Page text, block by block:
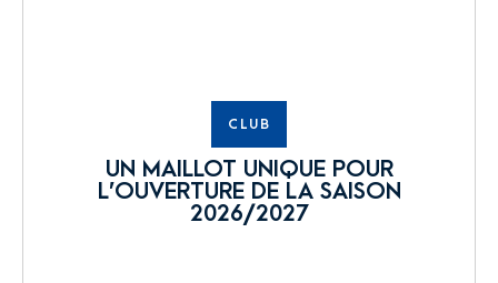
CLUB
UN MAILLOT UNIQUE POUR
L’OUVERTURE DE LA SAISON
2026/2027